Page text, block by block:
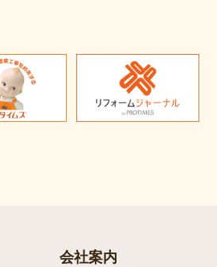
会社案内